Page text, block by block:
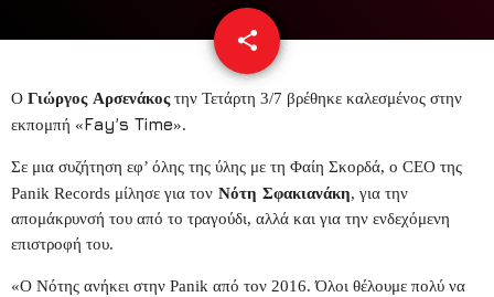
share
email
Ο Γιώργος Αρσενάκοςτην Τετάρτη 3/7 βρέθηκε καλεσμένος στην
εκπομπή «Fay’s Time».
Σε μια συζήτηση εφ’ όλης της ύλης με τη Φαίη Σκορδά, ο CEO της
Panik Records μίλησε για τον Νότη Σφακιανάκη, για την
απομάκρυνσή του από το τραγούδι, αλλά και για την ενδεχόμενη
επιστροφή του.
«Ο Νότης ανήκει στην Panik από τον 2016. Όλοι θέλουμε πολύ να